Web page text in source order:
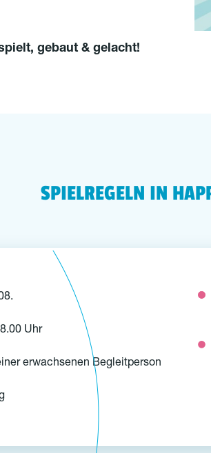
gebaut & gelacht!
SPIELREGELN IN
Uhr
erwachsenen Begleitperson